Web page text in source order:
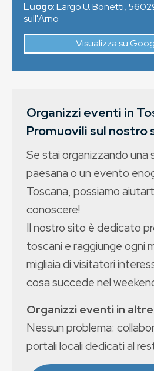
Luogo:Largo U. Bonetti,
sull'Arno
Visualizza su
Organizzi eventi in
Promuovili sul nostro
Se stai organizzando una
paesana o un evento
Toscana, possiamo
conoscere!
Il nostro sito è dedicato
toscani e raggiunge ogni
migliaia di visitatori
cosa succede nel
Organizzi eventi in
Nessun problema:
portali locali dedicati al